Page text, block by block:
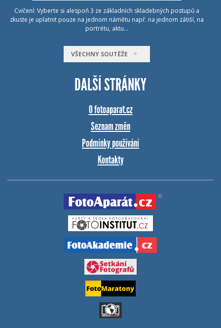
Cvičení: Vyberte si alespoň 3 ze základních skladebných postupů a
zkuste je uplatnit pouze na jednom námětu např. na jednom zátiší, na
portrétu, aktu…
VŠECHNY SOUTĚŽE
DALŠÍ STRÁNKY
O fotoaparat.cz
Seznam změn
Podmínky používání
Kontakty